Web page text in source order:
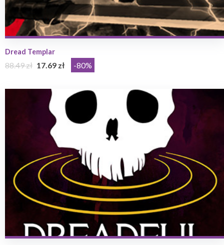
Dread Templar
88.49 zł 17.69 zł -80%